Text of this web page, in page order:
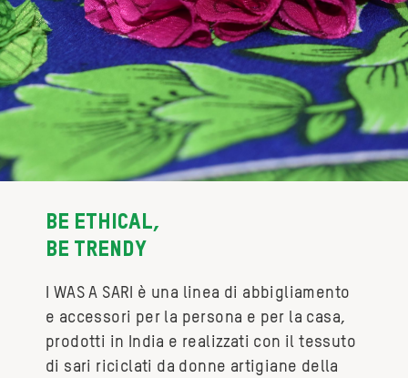
BE ETHICAL,
BE TRENDY
I WAS A SARI è una linea di abbigliamento
e accessori per la persona e per la casa,
prodotti in India e realizzati con il tessuto
di sari riciclati da donne artigiane della